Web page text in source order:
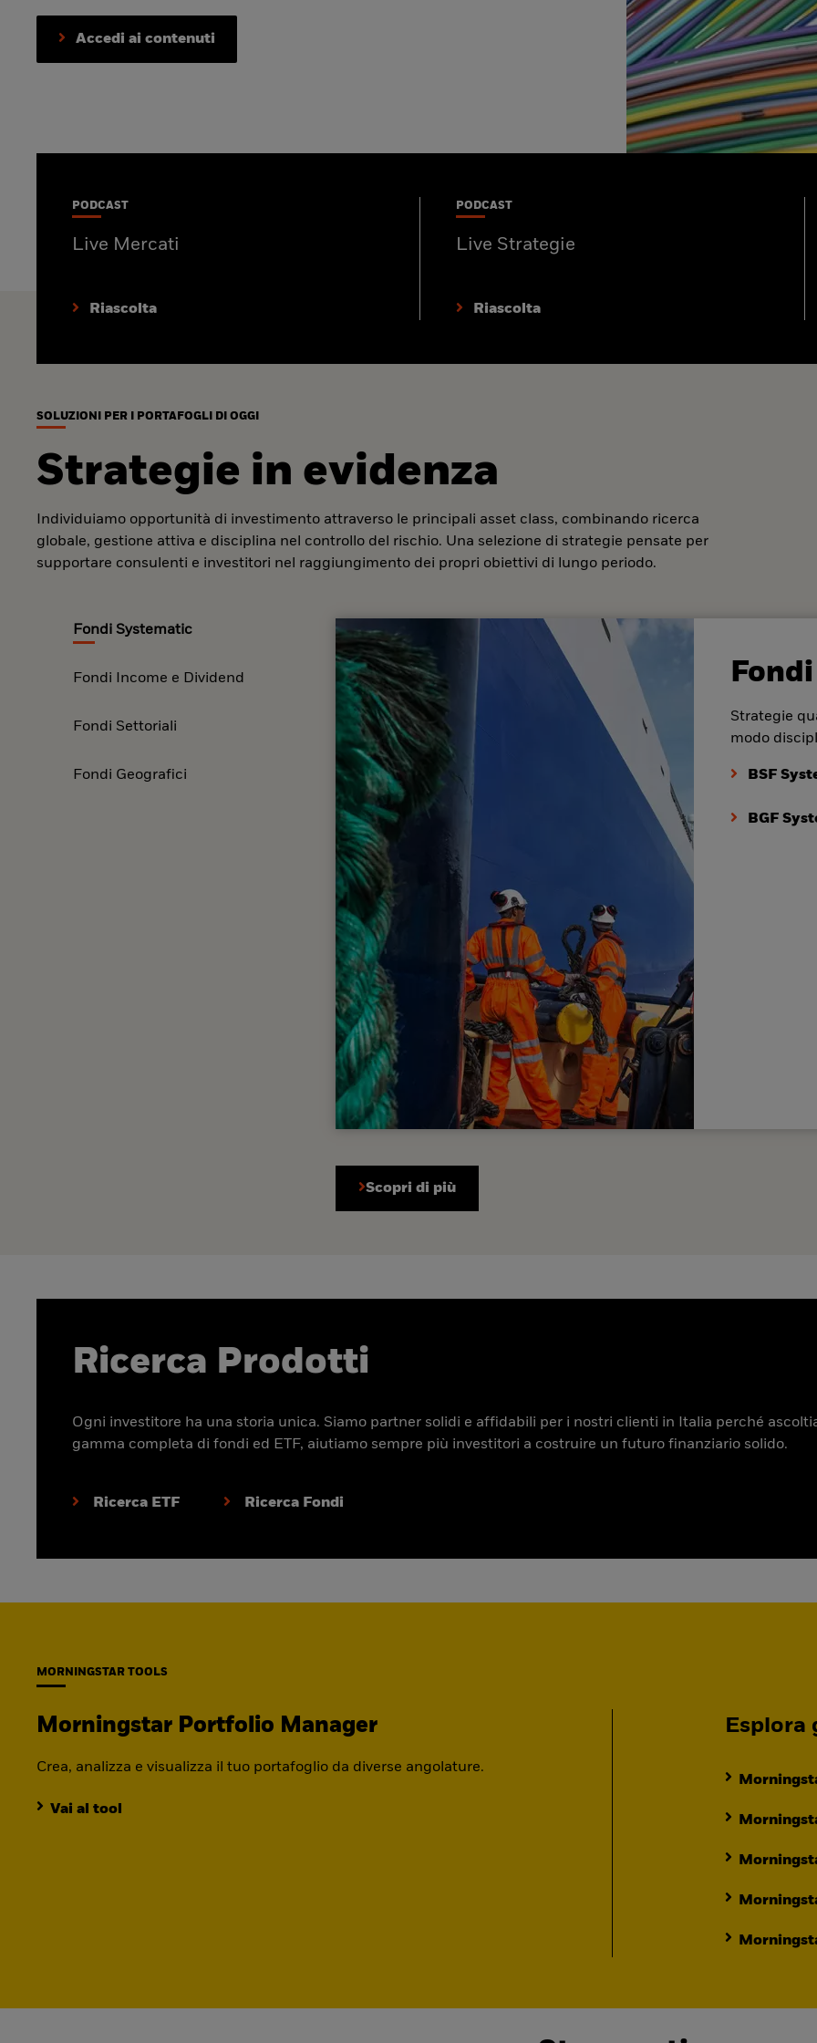
Accedi ai contenuti
PODCAST
Live Mercati
Riascolta
PODCAST
Live Strategie
Riascolta
SOLUZIONI PER I PORTAFOGLI DI OGGI
Strategie in evidenza
Individuiamo opportunità di investimento attraverso le principali asset class, combinando ricerca
globale, gestione attiva e disciplina nel controllo del rischio. Una selezione di strategie pensate per
supportare consulenti e investitori nel raggiungimento dei propri obiettivi di lungo periodo.
Fondi Systematic
Fondi Income e Dividend
Fondi Settoriali
Fondi Geografici
Strategie
modo
BSF
BGF
Scopri di più
Ricerca Prodotti
Ogni investitore ha una storia unica. Siamo partner solidi e affidabili per i nostri clienti in Italia perché
gamma completa di fondi ed ETF, aiutiamo sempre più investitori a costruire un futuro finanziario solido.
Ricerca ETF Ricerca Fondi
MORNINGSTAR TOOLS
Morningstar Portfolio Manager
Crea, analizza e visualizza il tuo portafoglio da diverse angolature.
Vai al tool
Esplora